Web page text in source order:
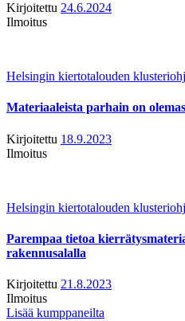
Kirjoitettu 24.6.2024
Ilmoitus
Helsingin kiertotalouden
Materiaaleista parhain on
Kirjoitettu 18.9.2023
Ilmoitus
Helsingin kiertotalouden
Parempaa tietoa
rakennusalalla
Kirjoitettu 21.8.2023
Ilmoitus
Lisää kumppaneilta